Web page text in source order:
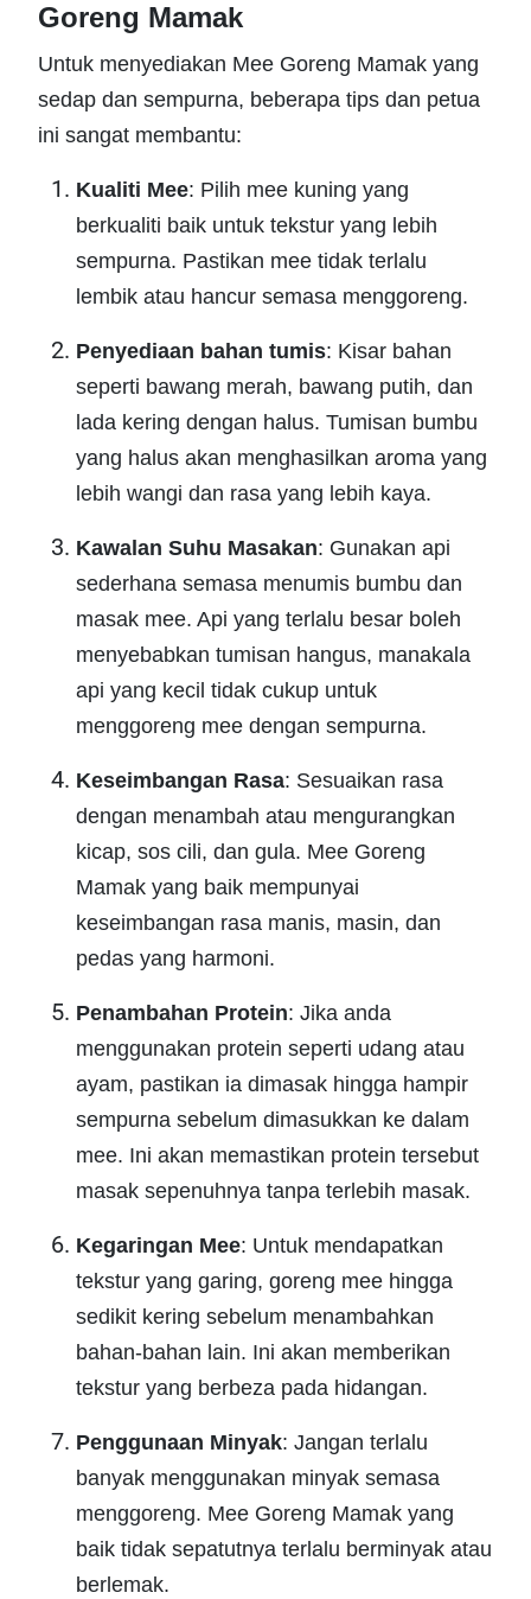
Goreng Mamak
Untuk menyediakan Mee Goreng Mamak yang
sedap dan sempurna, beberapa tips dan petua
ini sangat membantu:
Kualiti Mee: Pilih mee kuning yang
berkualiti baik untuk tekstur yang lebih
sempurna. Pastikan mee tidak terlalu
lembik atau hancur semasa menggoreng.
Penyediaan bahan tumis: Kisar bahan
seperti bawang merah, bawang putih, dan
lada kering dengan halus. Tumisan bumbu
yang halus akan menghasilkan aroma yang
lebih wangi dan rasa yang lebih kaya.
Kawalan Suhu Masakan: Gunakan api
sederhana semasa menumis bumbu dan
masak mee. Api yang terlalu besar boleh
menyebabkan tumisan hangus, manakala
api yang kecil tidak cukup untuk
menggoreng mee dengan sempurna.
Keseimbangan Rasa: Sesuaikan rasa
dengan menambah atau mengurangkan
kicap, sos cili, dan gula. Mee Goreng
Mamak yang baik mempunyai
keseimbangan rasa manis, masin, dan
pedas yang harmoni.
Penambahan Protein: Jika anda
menggunakan protein seperti udang atau
ayam, pastikan ia dimasak hingga hampir
sempurna sebelum dimasukkan ke dalam
mee. Ini akan memastikan protein tersebut
masak sepenuhnya tanpa terlebih masak.
Kegaringan Mee: Untuk mendapatkan
tekstur yang garing, goreng mee hingga
sedikit kering sebelum menambahkan
bahan-bahan lain. Ini akan memberikan
tekstur yang berbeza pada hidangan.
Penggunaan Minyak: Jangan terlalu
banyak menggunakan minyak semasa
menggoreng. Mee Goreng Mamak yang
baik tidak sepatutnya terlalu berminyak atau
berlemak.